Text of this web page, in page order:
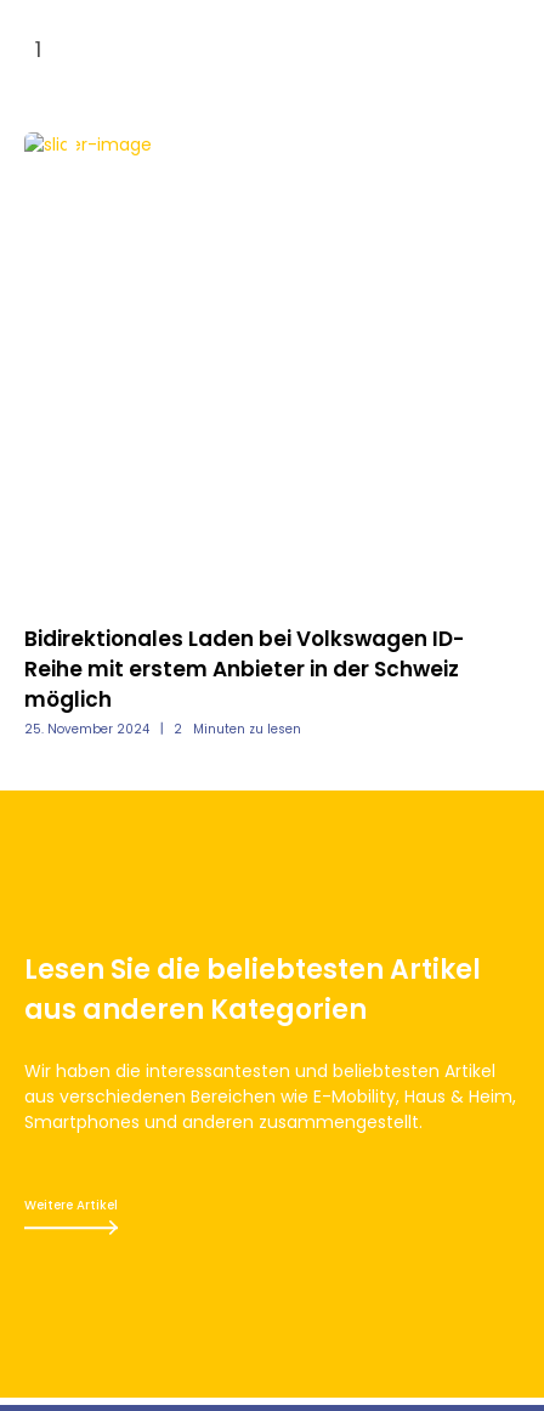
1
Lesen Sie die beliebtesten Artikel
aus anderen Kategorien
Wir haben die interessantesten und beliebtesten Artikel
aus verschiedenen Bereichen wie E-Mobility, Haus & Heim,
Smartphones und anderen zusammengestellt.
Weitere Artikel
ELEKTROMOBILITÄT
Bidirektionales Laden bei Volkswagen ID-
Reihe mit erstem Anbieter in der Schweiz
möglich
25. November 2024 2 Minuten zu lesen